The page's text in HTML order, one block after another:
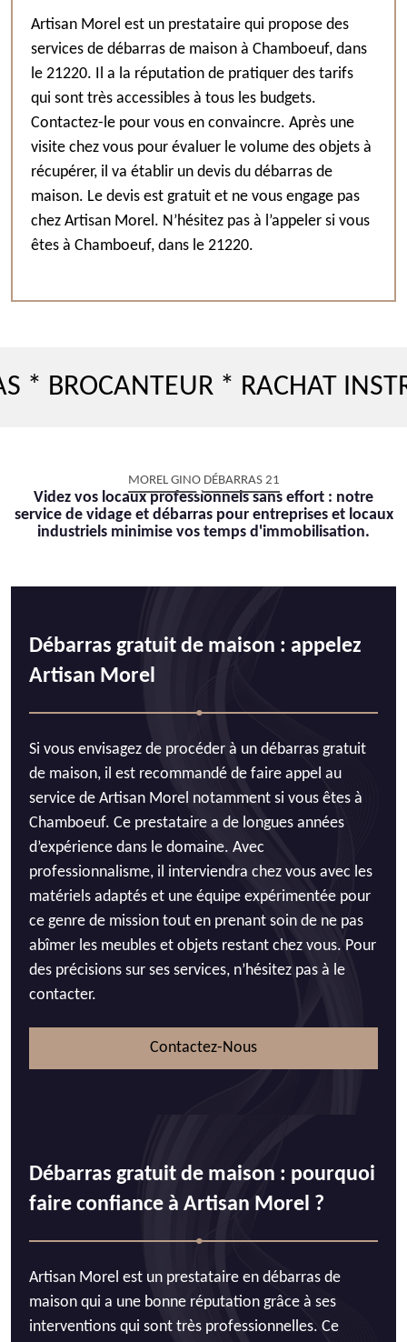
Artisan Morel est un prestataire qui propose des
services de débarras de maison à Chamboeuf, dans
le 21220. Il a la réputation de pratiquer des tarifs
qui sont très accessibles à tous les budgets.
Contactez-le pour vous en convaincre. Après une
visite chez vous pour évaluer le volume des objets à
récupérer, il va établir un devis du débarras de
maison. Le devis est gratuit et ne vous engage pas
chez Artisan Morel. N’hésitez pas à l’appeler si vous
êtes à Chamboeuf, dans le 21220.
* RACHAT
MOREL GINO DÉBARRAS 21
Videz vos locaux professionnels sans effort : notre
service de vidage et débarras pour entreprises et locaux
industriels minimise vos temps d'immobilisation.
Débarras gratuit de maison : appelez
Artisan Morel
Si vous envisagez de procéder à un débarras gratuit
de maison, il est recommandé de faire appel au
service de Artisan Morel notamment si vous êtes à
Chamboeuf. Ce prestataire a de longues années
d’expérience dans le domaine. Avec
professionnalisme, il interviendra chez vous avec les
matériels adaptés et une équipe expérimentée pour
ce genre de mission tout en prenant soin de ne pas
abîmer les meubles et objets restant chez vous. Pour
des précisions sur ses services, n’hésitez pas à le
contacter.
Contactez-Nous
Débarras gratuit de maison : pourquoi
faire confiance à Artisan Morel ?
Artisan Morel est un prestataire en débarras de
maison qui a une bonne réputation grâce à ses
interventions qui sont très professionnelles. Ce